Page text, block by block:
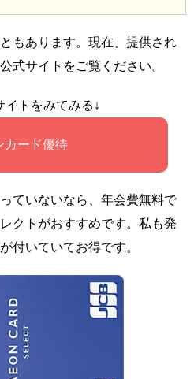
もあります。現在、提供され
式サイトをご覧ください。
イトをみてみる↓
カード優待
ていないなら、年会費無料で
クトがおすすめです。私も発
付いていてお得です。